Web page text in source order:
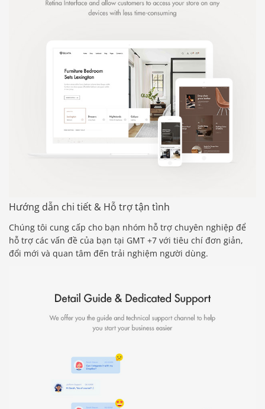
Hướng dẫn chi tiết & Hỗ trợ tận tình
Chúng tôi cung cấp cho bạn nhóm hỗ trợ chuyên nghiệp để
hỗ trợ các vấn đề của bạn tại GMT +7 với tiêu chí đơn giản,
đổi mới và quan tâm đến trải nghiệm người dùng.